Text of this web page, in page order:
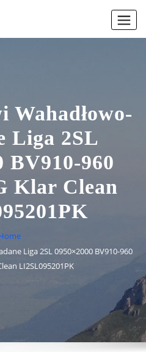
Liga 2SL
BV910-960
Klar Clean
Liga 2SL 0950×2000 BV910-960
LI2SL095201PK